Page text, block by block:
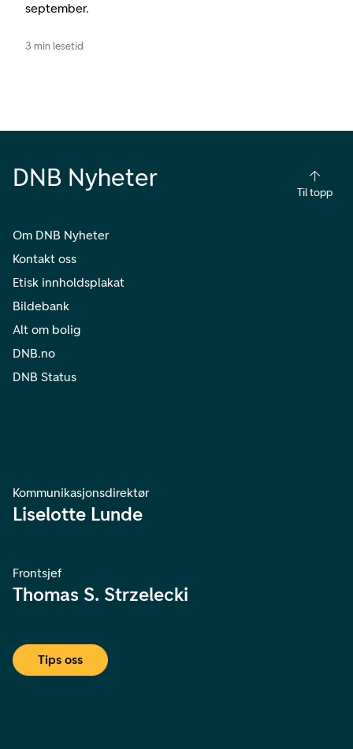
september.
3 min lesetid
DNB Nyheter
Til topp
Om DNB Nyheter
Kontakt oss
Etisk innholdsplakat
Bildebank
Alt om bolig
DNB.no
DNB Status
Kommunikasjonsdirektør
Liselotte Lunde
Frontsjef
Thomas S. Strzelecki
Tips oss